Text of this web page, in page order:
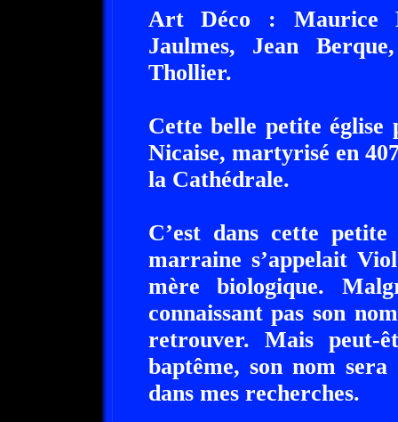
Art Déco : Maurice
Jaulmes, Jean
Thollier.
Cette belle petite église
Nicaise, martyrisé en
la Cathédrale.
C’est dans cette
marraine s’appelait
mère biologique.
connaissant pas son
retrouver. Mais peut-
baptême, son nom
dans mes recherches.